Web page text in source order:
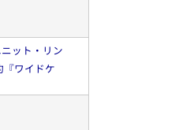
ット・リン
ワイドケ